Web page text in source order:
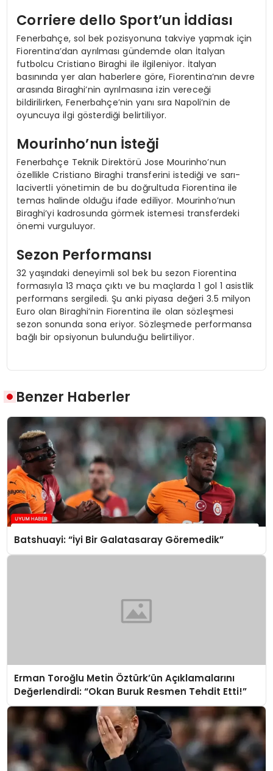
Corriere dello Sport’un İddiası
Fenerbahçe, sol bek pozisyonuna takviye yapmak için
Fiorentina’dan ayrılması gündemde olan İtalyan
futbolcu Cristiano Biraghi ile ilgileniyor. İtalyan
basınında yer alan haberlere göre, Fiorentina’nın devre
arasında Biraghi’nin ayrılmasına izin vereceği
bildirilirken, Fenerbahçe’nin yanı sıra Napoli’nin de
oyuncuya ilgi gösterdiği belirtiliyor.
Mourinho’nun İsteği
Fenerbahçe Teknik Direktörü Jose Mourinho’nun
özellikle Cristiano Biraghi transferini istediği ve sarı-
lacivertli yönetimin de bu doğrultuda Fiorentina ile
temas halinde olduğu ifade ediliyor. Mourinho’nun
Biraghi’yi kadrosunda görmek istemesi transferdeki
önemi vurguluyor.
Sezon Performansı
32 yaşındaki deneyimli sol bek bu sezon Fiorentina
formasıyla 13 maça çıktı ve bu maçlarda 1 gol 1 asistlik
performans sergiledi. Şu anki piyasa değeri 3.5 milyon
Euro olan Biraghi’nin Fiorentina ile olan sözleşmesi
sezon sonunda sona eriyor. Sözleşmede performansa
bağlı bir opsiyonun bulunduğu belirtiliyor.
Benzer Haberler
Batshuayi: “İyi Bir Galatasaray Göremedik”
Erman Toroğlu Metin Öztürk’ün Açıklamalarını
Değerlendirdi: “Okan Buruk Resmen Tehdit Etti!”